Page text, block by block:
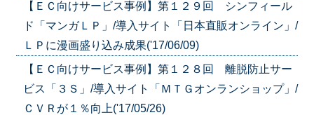
【ＥＣ向けサービス事例】第１２９回 シンフィール
ド「マンガＬＰ」/導入サイト「日本直販オンライン」/
ＬＰに漫画盛り込み成果('17/06/09)
【ＥＣ向けサービス事例】第１２８回 離脱防止サー
ビス「３Ｓ」/導入サイト「ＭＴＧオンランショップ」/
ＣＶＲが１％向上('17/05/26)